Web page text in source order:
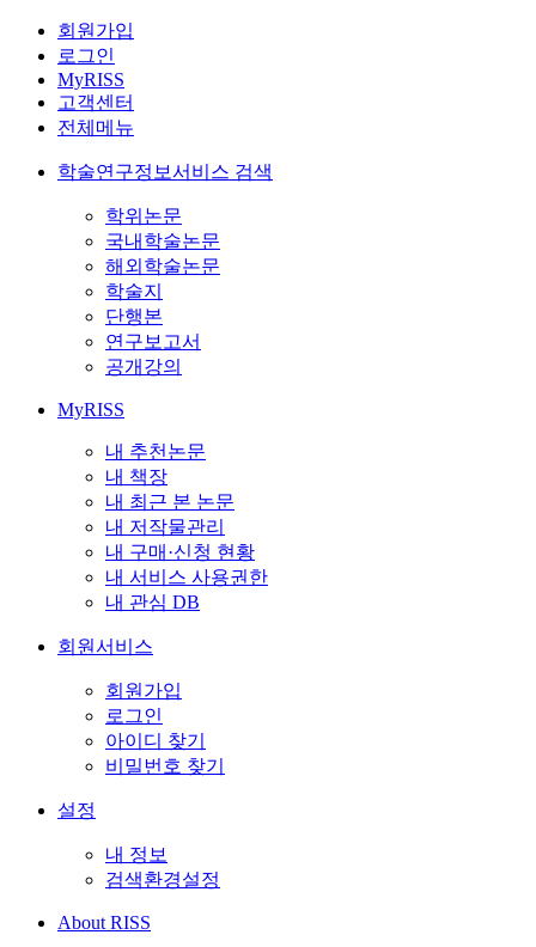
회원가입
로그인
MyRISS
고객센터
전체메뉴
학술연구정보서비스 검색
학위논문
국내학술논문
해외학술논문
학술지
단행본
연구보고서
공개강의
MyRISS
내 추천논문
내 책장
내 최근 본 논문
내 저작물관리
내 구매·신청 현황
내 서비스 사용권한
내 관심 DB
회원서비스
회원가입
로그인
아이디 찾기
비밀번호 찾기
설정
내 정보
검색환경설정
About RISS